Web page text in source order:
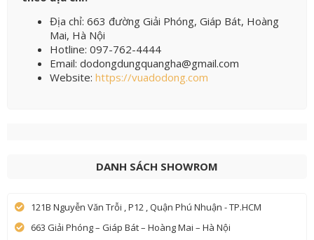
Địa chỉ: 663 đường Giải Phóng, Giáp Bát, Hoàng
Mai, Hà Nội
Hotline: 097-762-4444
Email: dodongdungquangha@gmail.com
Website: https://vuadodong.com
DANH SÁCH SHOWROM
121B Nguyễn Văn Trỗi , P12 , Quận Phú Nhuận - TP.HCM
663 Giải Phóng – Giáp Bát – Hoàng Mai – Hà Nội